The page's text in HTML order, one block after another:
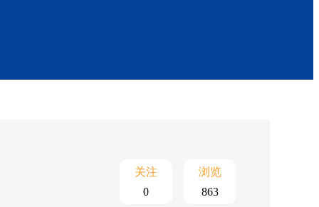
浏览
863
关注
0